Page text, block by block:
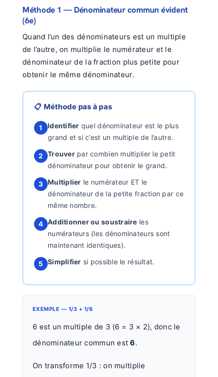
Méthode 1 — Dénominateur commun évident
(6e)
Quand l’un des dénominateurs est un multiple
de l’autre, on multiplie le numérateur et le
dénominateur de la fraction plus petite pour
obtenir le même dénominateur.
📋 Méthode pas à pas
1 Identifier quel dénominateur est le plus
grand et si c’est un multiple de l’autre.
2 Trouverpar combien multiplier le petit
dénominateur pour obtenir le grand.
3 Multiplier le numérateur ET le
dénominateur de la petite fraction par ce
même nombre.
4 Additionner ou soustraire les
numérateurs (les dénominateurs sont
maintenant identiques).
5 Simplifier si possible le résultat.
EXEMPLE — 1/3 + 1/6
6 est un multiple de 3 (6 = 3 × 2), donc le
dénominateur commun est6.
On transforme 1/3 : on multiplie